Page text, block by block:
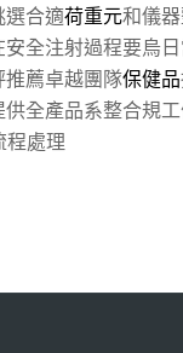
選合適荷重元和儀
全注射過程要烏
薦卓越團隊保健品
供全產品系整合規
程處理